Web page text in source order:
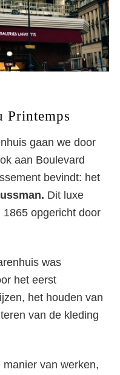
Printemps
gaan we door
aan Boulevard
bevindt: het
Dit luxe
opgericht door
was
het eerst
het houden van
van de kleding
van werken,